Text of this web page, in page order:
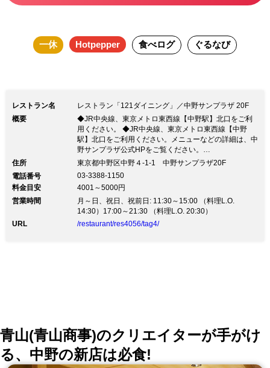
一休 Hotpepper 食べログ ぐるなび
レストラン名
レストラン「121ダイニング」／中野サンプラザ 20F
概要
◆JR中央線、東京メトロ東西線【中野駅】北口をご利
用ください。 ◆JR中央線、東京メトロ東西線【中野
駅】北口をご利用ください。メニューなどの詳細は、中
野サンプラザ公式HPをご覧ください。
https://www.sunplaza.jp/ 【20階レストランのお知ら
業形態が変更なる場合がございます。 詳しくは、公式
ホームページをご覧ください。
住所
東京都中野区中野４-1-1 中野サンプラザ20F
電話番号
03-3388-1150
料金目安
4001～5000円
営業時間
月～日、祝日、祝前日: 11:30～15:00 （料理L.O.
14:30）17:00～21:30 （料理L.O. 20:30）
URL
/restaurant/res4056/tag4/
青山(青山商事)のクリエイターが手がけ
る、中野の新店は必食!